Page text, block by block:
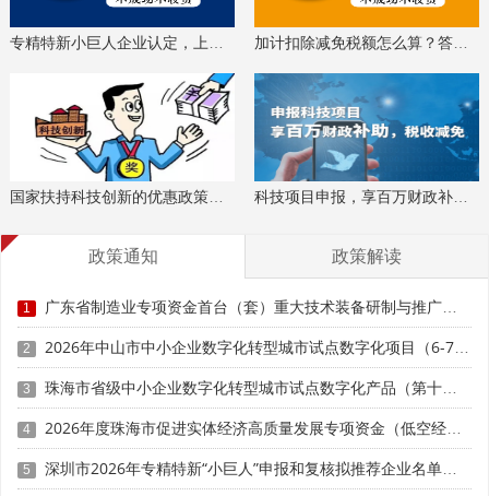
科泰集团(https://www.gdktzx.com/)成立17年来，致力于
提供高新技术企业认定、名优高新技术产品认定、省市工程
中心认定、省市企业技术中心认定、省市工业设计中心认
定、省市重点实验室认定、新型研发机构认定、 专精特新中
小企业、专精特新“小巨人”、制造业单项冠军、专利软著申
请、
业评价入库、创新创业大赛、专利奖、科学技术奖、
时获取最新科技项目资讯！
加计扣除减免税额怎么算？答疑解惑、咨询培训
国家扶持科技创新的优惠政策，索取资料、解读政策 科技项目申报，享百万财政补贴，减免40%所得税
政策通知 政策解读
1 广东省制造业专项资金首台（套）重大技术装备研制与推广应用项目入库储备申报时间、条件要求、补助奖励
2 2026年中山市中小企业数字化转型城市试点数字化项目（6-7月）入库申报时间、条件要求
3 珠海市省级中小企业数字化转型城市试点数字化产品（第十批）征集申报时间、条件要求
4 2026年度珠海市促进实体经济高质量发展专项资金（低空经济产业发展项目）入库申报时间、条件要求、补助奖励
5 深圳市2026年专精特新“小巨人”申报和复核拟推荐企业名单的公示